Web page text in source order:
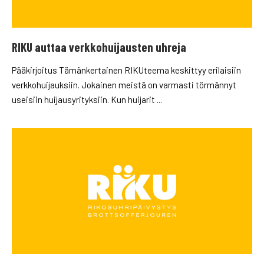
RIKU auttaa verkkohuijausten uhreja
Pääkirjoitus Tämänkertainen RIKUteema keskittyy erilaisiin
verkkohuijauksiin. Jokainen meistä on varmasti törmännyt
useisiin huijausyrityksiin. Kun huijarit ...